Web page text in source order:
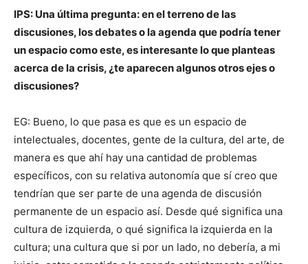
IPS: Una última pregunta: en el terreno de las
discusiones, los debates o la agenda que podría tener
un espacio como este, es interesante lo que planteas
acerca de la crisis, ¿te aparecen algunos otros ejes o
discusiones?
EG: Bueno, lo que pasa es que es un espacio de
intelectuales, docentes, gente de la cultura, del arte, de
manera es que ahí hay una cantidad de problemas
específicos, con su relativa autonomía que sí creo que
tendrían que ser parte de una agenda de discusión
permanente de un espacio así. Desde qué significa una
cultura de izquierda, o qué significa la izquierda en la
cultura; una cultura que si por un lado, no debería, a mi